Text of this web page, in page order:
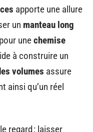
apporte une allure
un manteau long
unechemise
à construire un
volumes assure
ainsi qu’un réel
regard : laisser